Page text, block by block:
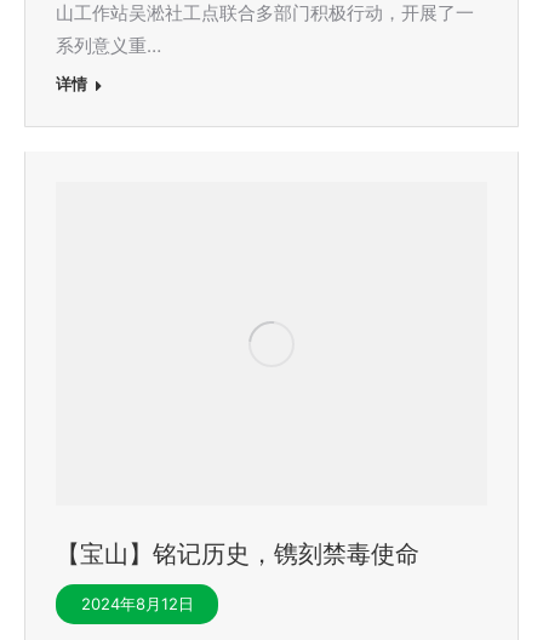
山工作站吴淞社工点联合多部门积极行动，开展了一
系列意义重…
详情
【宝山】铭记历史，镌刻禁毒使命
2024年8月12日